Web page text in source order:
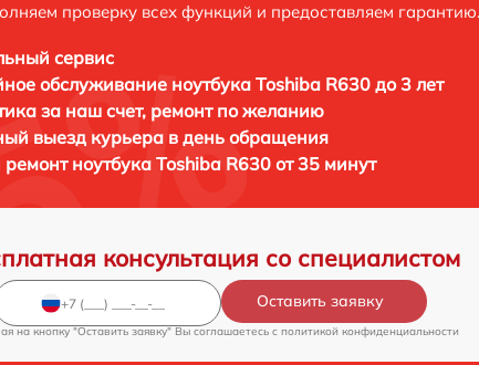
проверку всех функций и предоставляем гарантию.
сервис
обслуживание ноутбука Toshiba R630 до 3 лет
за наш счет, ремонт по желанию
выезд курьера в день обращения
ноутбука Toshiba R630 от 35 минут
консультация со специалистом
Оставить заявку
на кнопку "Оставить заявку" Вы соглашаетесь c политикой конфиденциальности